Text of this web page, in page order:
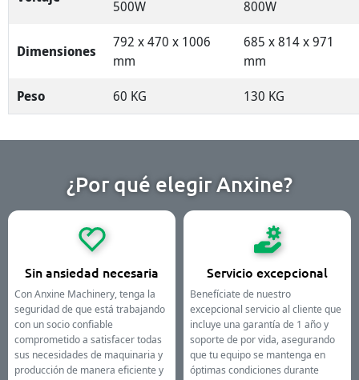
500W
800W
Dimensiones
792 x 470 x 1006
mm
685 x 814 x 971
mm
Peso
60 KG 130 KG
¿Por qué elegir Anxine?
Sin ansiedad necesaria
Con Anxine Machinery, tenga la
seguridad de que está trabajando
con un socio confiable
comprometido a satisfacer todas
sus necesidades de maquinaria y
producción de manera eficiente y
Servicio excepcional
Benefíciate de nuestro
excepcional servicio al cliente que
incluye una garantía de 1 año y
soporte de por vida, asegurando
que tu equipo se mantenga en
óptimas condiciones durante